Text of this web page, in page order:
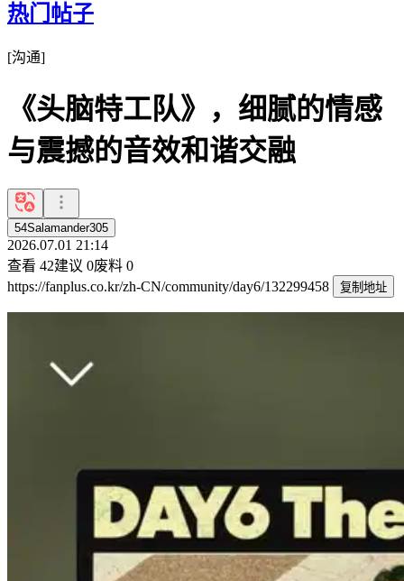
热门帖子
[沟通]
《头脑特工队》，细腻的情感
与震撼的音效和谐交融
54Salamander305
2026.07.01 21:14
查看 42建议 0废料 0
https://fanplus.co.kr/zh-CN/community/day6/132299458
复制地址